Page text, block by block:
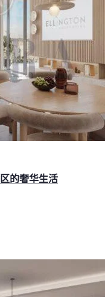
的奢华生活